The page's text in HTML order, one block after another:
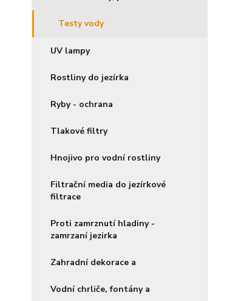
Testy vody
UV lampy
Rostliny do jezírka
Ryby - ochrana
Tlakové filtry
Hnojivo pro vodní rostliny
Filtrační media do jezírkové
filtrace
Proti zamrznutí hladiny -
zamrzaní jezirka
Zahradní dekorace a
Vodní chrliče, fontány a